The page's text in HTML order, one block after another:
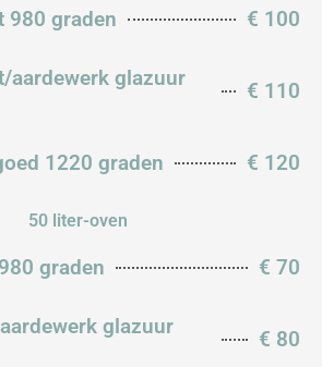
980 graden € 100
aardewerk glazuur
€ 110
1220 graden € 120
50 liter-oven
graden € 70
glazuur
€ 80